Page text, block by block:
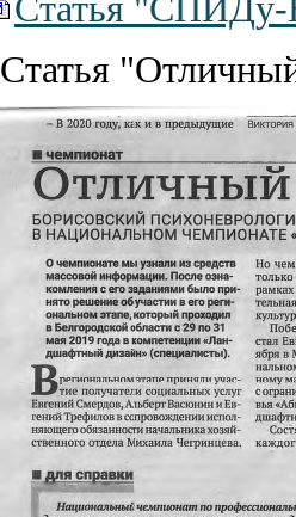
Статья "СПИДу-
Статья